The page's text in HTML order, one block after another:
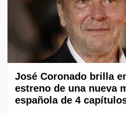
José Coronado brilla
estreno de una nueva
española de 4